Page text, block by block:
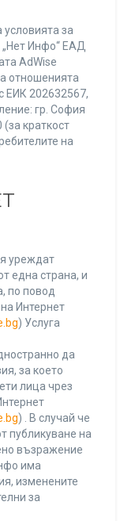
за
„Нет Инфо“ ЕАД
AdWise
отношенията
ЕИК 202632567,
гр. София
краткост
на
уреждат
една страна, и
по повод
Интернет
) Услуга
да
за което
лица чрез
) . В случай че
публикуване на
възражение
има
изменените
за